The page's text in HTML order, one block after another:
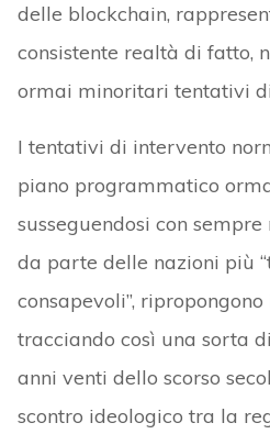
delle blockchain,
consistente realtà di fatto,
ormai minoritari tentativi
I tentativi di intervento
piano programmatico
susseguendosi con
da parte delle nazioni più
consapevoli”,
tracciando così una sorta
anni venti dello scorso
scontro ideologico tra la